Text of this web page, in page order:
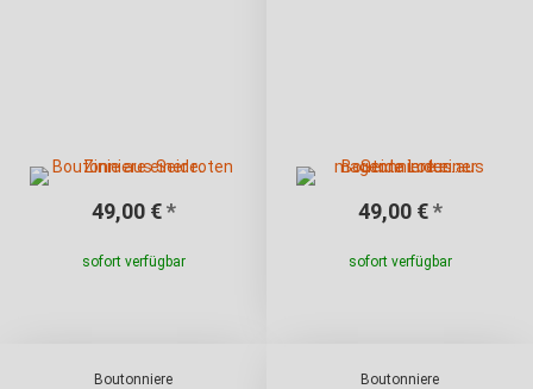
49,00 € *
sofort verfügbar
49,00 € *
sofort verfügbar
Boutonniere Boutonniere